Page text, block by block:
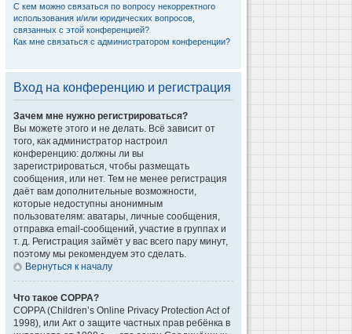
С кем можно связаться по вопросу некорректного
использования и/или юридических вопросов,
связанных с этой конференцией?
Как мне связаться с администратором конференции?
Вход на конференцию и регистрация
Зачем мне нужно регистрироваться?
Вы можете этого и не делать. Всё зависит от
того, как администратор настроил
конференцию: должны ли вы
зарегистрироваться, чтобы размещать
сообщения, или нет. Тем не менее регистрация
даёт вам дополнительные возможности,
которые недоступны анонимным
пользователям: аватары, личные сообщения,
отправка email-сообщений, участие в группах и
т. д. Регистрация займёт у вас всего пару минут,
поэтому мы рекомендуем это сделать.
Вернуться к началу
Что такое COPPA?
COPPA (Children’s Online Privacy Protection Act of
1998), или Акт о защите частных прав ребёнка в